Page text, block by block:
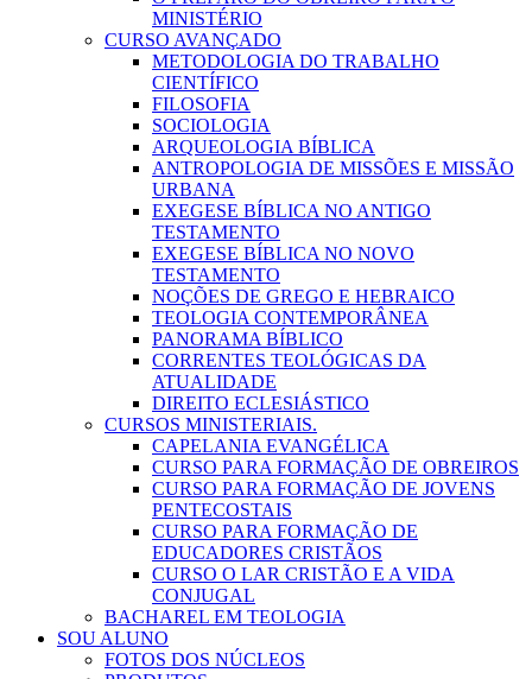
MINISTÉRIO
CURSO AVANÇADO
METODOLOGIA DO TRABALHO
CIENTÍFICO
FILOSOFIA
SOCIOLOGIA
ARQUEOLOGIA BÍBLICA
ANTROPOLOGIA DE MISSÕES E MISSÃO
URBANA
EXEGESE BÍBLICA NO ANTIGO
TESTAMENTO
EXEGESE BÍBLICA NO NOVO
TESTAMENTO
NOÇÕES DE GREGO E HEBRAICO
TEOLOGIA CONTEMPORÂNEA
PANORAMA BÍBLICO
CORRENTES TEOLÓGICAS DA
ATUALIDADE
DIREITO ECLESIÁSTICO
CURSOS MINISTERIAIS.
CAPELANIA EVANGÉLICA
CURSO PARA FORMAÇÃO DE OBREIROS
CURSO PARA FORMAÇÃO DE JOVENS
PENTECOSTAIS
CURSO PARA FORMAÇÃO DE
EDUCADORES CRISTÃOS
CURSO O LAR CRISTÃO E A VIDA
CONJUGAL
BACHAREL EM TEOLOGIA
SOU ALUNO
FOTOS DOS NÚCLEOS